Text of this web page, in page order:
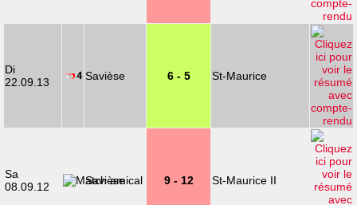
Di
22.09.13
Savièse 6 - 5 St-Maurice
Sa
08.09.12
Savièse 9 - 12 St-Maurice II